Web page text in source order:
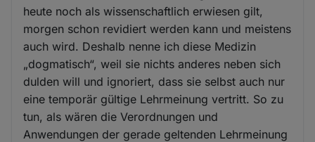
heute noch als wissenschaftlich erwiesen gilt,
morgen schon revidiert werden kann und meistens
auch wird. Deshalb nenne ich diese Medizin
„dogmatisch“, weil sie nichts anderes neben sich
dulden will und ignoriert, dass sie selbst auch nur
eine temporär gültige Lehrmeinung vertritt. So zu
tun, als wären die Verordnungen und
Anwendungen der gerade geltenden Lehrmeinung